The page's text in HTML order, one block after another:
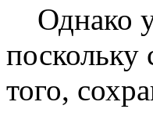
Однако
того,